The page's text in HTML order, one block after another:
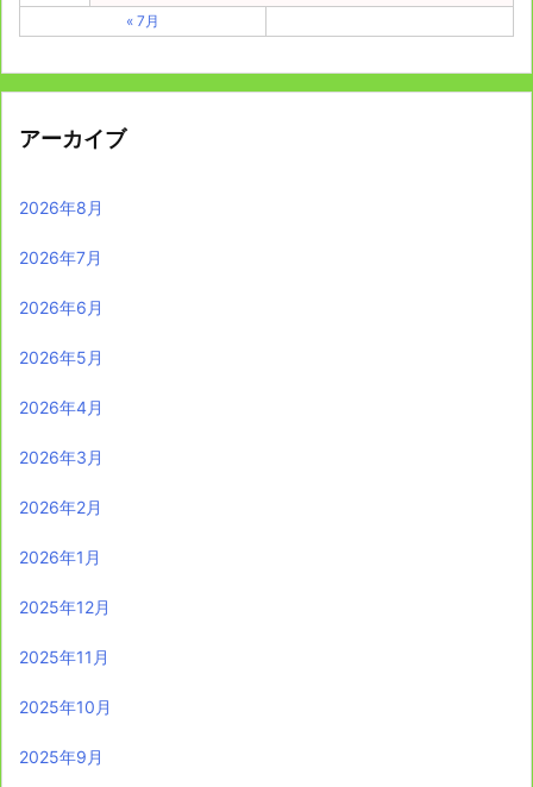
« 7月
アーカイブ
2026年8月
2026年7月
2026年6月
2026年5月
2026年4月
2026年3月
2026年2月
2026年1月
2025年12月
2025年11月
2025年10月
2025年9月